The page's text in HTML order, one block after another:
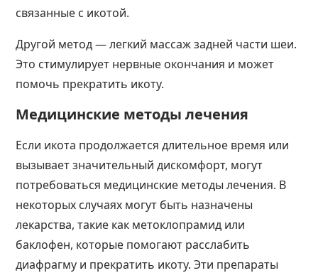
связанные с икотой.
Другой метод — легкий массаж задней части шеи.
Это стимулирует нервные окончания и может
помочь прекратить икоту.
Медицинские методы лечения
Если икота продолжается длительное время или
вызывает значительный дискомфорт, могут
потребоваться медицинские методы лечения. В
некоторых случаях могут быть назначены
лекарства, такие как метоклопрамид или
баклофен, которые помогают расслабить
диафрагму и прекратить икоту. Эти препараты